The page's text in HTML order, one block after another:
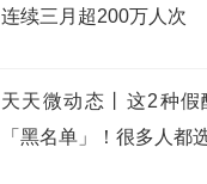
连续三月超200万人次
天天微动态丨这2种假
「黑名单」！很多人都